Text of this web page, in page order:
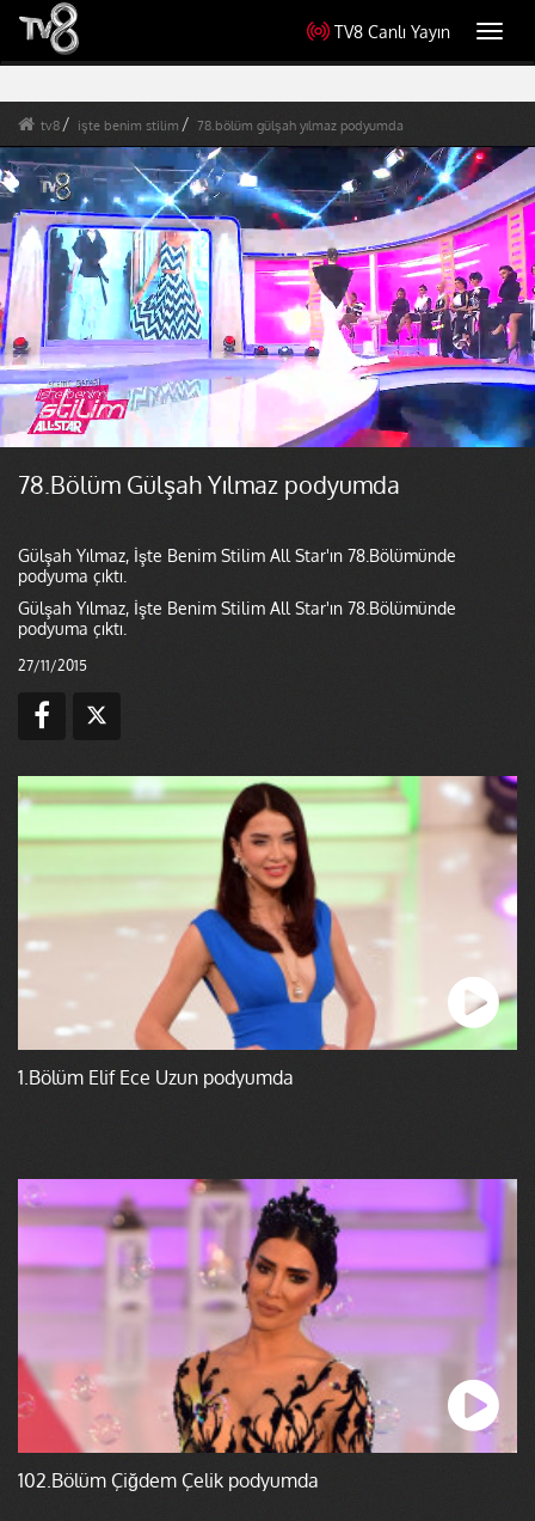
TV8 Canlı Yayın
tv8 işte benim stilim 78.bölüm gülşah yılmaz podyumda
78.Bölüm Gülşah Yılmaz podyumda
Gülşah Yılmaz, İşte Benim Stilim All Star'ın 78.Bölümünde
podyuma çıktı.
Gülşah Yılmaz, İşte Benim Stilim All Star'ın 78.Bölümünde
podyuma çıktı.
27/11/2015
1.Bölüm Elif Ece Uzun podyumda
102.Bölüm Çiğdem Çelik podyumda